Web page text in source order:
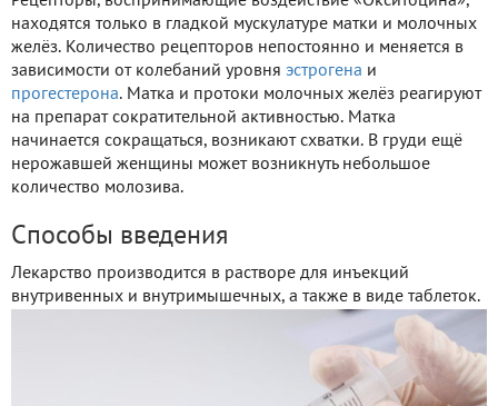
находятся только в гладкой мускулатуре матки и молочных
желёз. Количество рецепторов непостоянно и меняется в
зависимости от колебаний уровня эстрогена и
прогестерона. Матка и протоки молочных желёз реагируют
на препарат сократительной активностью. Матка
начинается сокращаться, возникают схватки. В груди ещё
нерожавшей женщины может возникнуть небольшое
количество молозива.
Способы введения
Лекарство производится в растворе для инъекций
внутривенных и внутримышечных, а также в виде таблеток.